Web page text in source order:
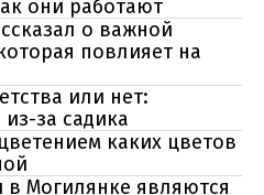
они работают
о важной
повлияет на
или нет:
за садика
каких цветов
в Могилянке являются